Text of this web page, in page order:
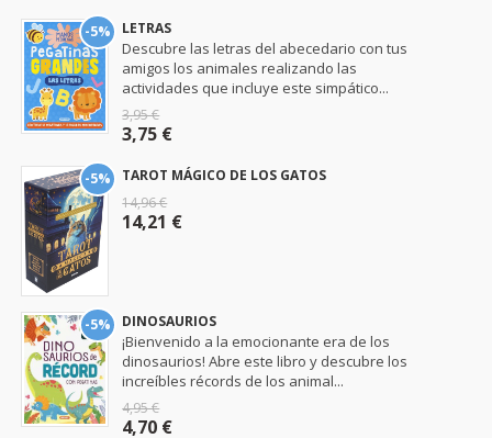
-5% LETRAS
Descubre las letras del abecedario con tus
amigos los animales realizando las
actividades que incluye este simpático...
3,95 €
3,75 €
-5%
TAROT MÁGICO DE LOS GATOS
14,96 €
14,21 €
-5% DINOSAURIOS
¡Bienvenido a la emocionante era de los
dinosaurios! Abre este libro y descubre los
increíbles récords de los animal...
4,95 €
4,70 €